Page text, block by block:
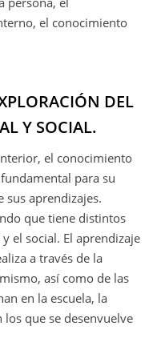
el conocimiento
DEL
Y SOCIAL.
el conocimiento
para su
sus aprendizajes.
que tiene distintos
el social. El aprendizaje
a través de la
así como de las
en la escuela, la
que se desenvuelve